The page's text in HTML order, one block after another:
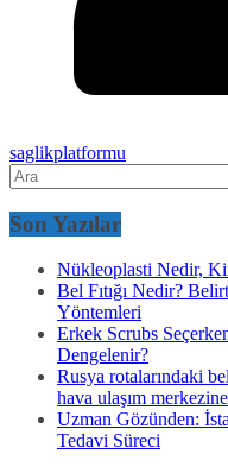
saglikplatformu
Son Yazılar
Nükleoplasti Nedir,
Bel Fıtığı Nedir?
Yöntemleri
Erkek Scrubs
Dengelenir?
Rusya rotalarındaki
hava ulaşım
Uzman Gözünden:
Tedavi Süreci